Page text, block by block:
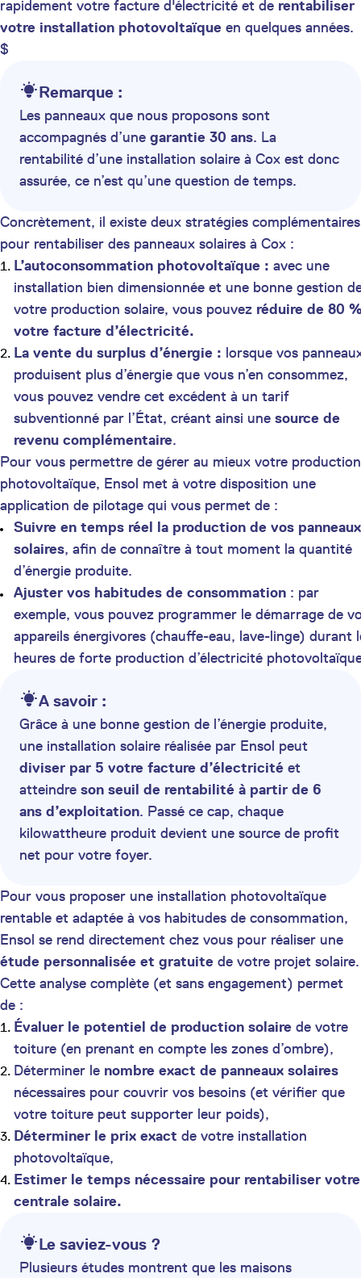
rapidement votre facture d'électricité et de rentabiliser
votre installation photovoltaïque en quelques années.
$
Remarque :
Les panneaux que nous proposons sont
accompagnés d’une garantie 30 ans. La
rentabilité d’une installation solaire à Cox est donc
assurée, ce n’est qu’une question de temps.
Concrètement, il existe deux stratégies complémentaires
pour rentabiliser des panneaux solaires à Cox :
L’autoconsommation photovoltaïque : avec une
installation bien dimensionnée et une bonne gestion
votre production solaire, vous pouvez réduire de 80
votre facture d’électricité.
La vente du surplus d’énergie : lorsque vos
produisent plus d’énergie que vous n’en consommez,
vous pouvez vendre cet excédent à un tarif
subventionné par l’État, créant ainsi une source de
revenu complémentaire.
Pour vous permettre de gérer au mieux votre production
photovoltaïque, Ensol met à votre disposition une
application de pilotage qui vous permet de :
Suivre en temps réel la production de vos panneaux
solaires, afin de connaître à tout moment la quantité
d’énergie produite.
Ajuster vos habitudes de consommation : par
exemple, vous pouvez programmer le démarrage de
appareils énergivores (chauffe-eau, lave-linge) durant
heures de forte production d’électricité
A savoir :
Grâce à une bonne gestion de l’énergie produite,
une installation solaire réalisée par Ensol peut
diviser par 5 votre facture d’électricité et
atteindre son seuil de rentabilité à partir de 6
ans d’exploitation. Passé ce cap, chaque
kilowattheure produit devient une source de profit
net pour votre foyer.
Pour vous proposer une installation photovoltaïque
rentable et adaptée à vos habitudes de consommation,
Ensol se rend directement chez vous pour réaliser une
étude personnalisée et gratuite de votre projet solaire.
Cette analyse complète (et sans engagement) permet
de :
Évaluer le potentiel de production solaire de votre
toiture (en prenant en compte les zones d’ombre),
Déterminer le nombre exact de panneaux solaires
nécessaires pour couvrir vos besoins (et vérifier que
votre toiture peut supporter leur poids),
Déterminer le prix exact de votre installation
photovoltaïque,
Estimer le temps nécessaire pour rentabiliser votre
centrale solaire.
Le saviez-vous ?
Plusieurs études montrent que les maisons